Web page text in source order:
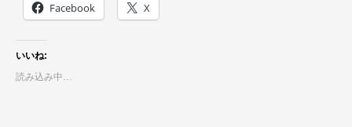
Facebook X
いいね:
読み込み中…